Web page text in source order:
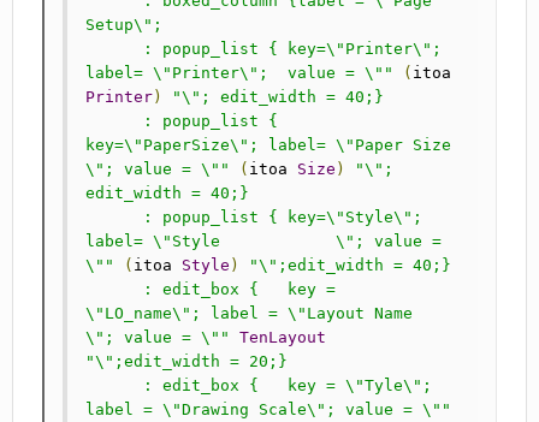
Setup\";
label= \"Printer\";  value = \""
(
Printer)
"\"; edit_width = 40;}
key=\"PaperSize\"; label= \"Paper Size
\"; value = \""
( itoa Size )
"\";
edit_width = 40;}
label= \"Style            \"; value =
\""
( itoa Style )
"\";edit_width = 40;}
\"LO_name\"; label = \"Layout Name
\"; value = \""
TenLayout
"\";edit_width = 20;}
label = \"Drawing Scale\"; value = \""